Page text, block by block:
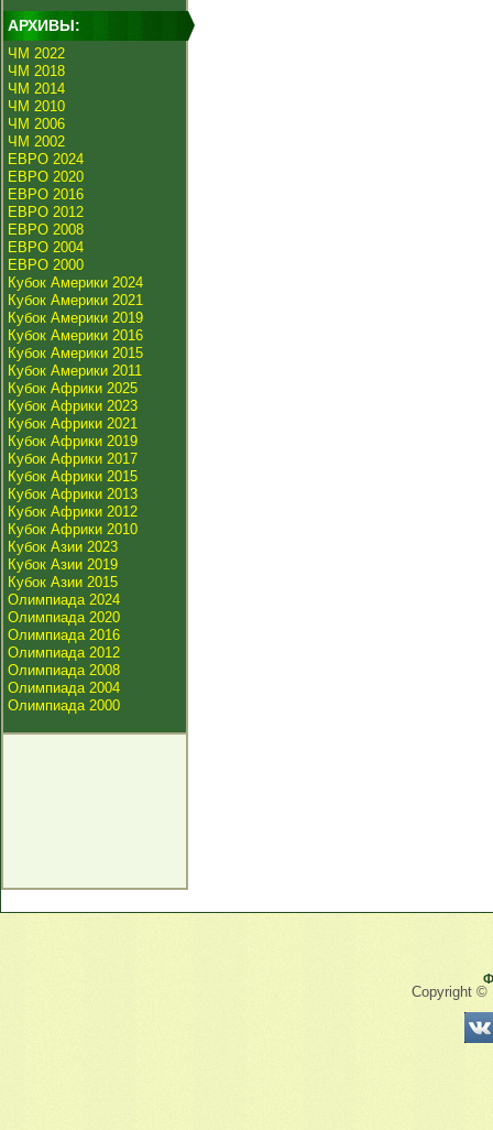
АРХИВЫ:
ЧМ 2022
ЧМ 2018
ЧМ 2014
ЧМ 2010
ЧМ 2006
ЧМ 2002
ЕВРО 2024
ЕВРО 2020
ЕВРО 2016
ЕВРО 2012
ЕВРО 2008
ЕВРО 2004
ЕВРО 2000
Кубок Америки 2024
Кубок Америки 2021
Кубок Америки 2019
Кубок Америки 2016
Кубок Америки 2015
Кубок Америки 2011
Кубок Африки 2025
Кубок Африки 2023
Кубок Африки 2021
Кубок Африки 2019
Кубок Африки 2017
Кубок Африки 2015
Кубок Африки 2013
Кубок Африки 2012
Кубок Африки 2010
Кубок Азии 2023
Кубок Азии 2019
Кубок Азии 2015
Олимпиада 2024
Олимпиада 2020
Олимпиада 2016
Олимпиада 2012
Олимпиада 2008
Олимпиада 2004
Олимпиада 2000
Copyright ©